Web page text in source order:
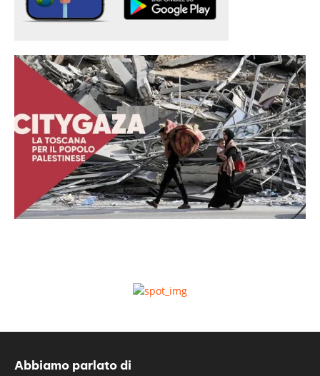
Abbiamo parlato di